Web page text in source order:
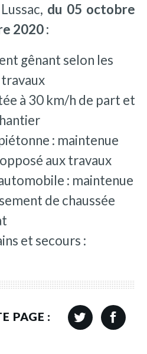
du 05 octobre
2020 :
gênant selon les
à 30 km/h de part et
: maintenue
aux travaux
: maintenue
de chaussée
et secours :
PAGE :